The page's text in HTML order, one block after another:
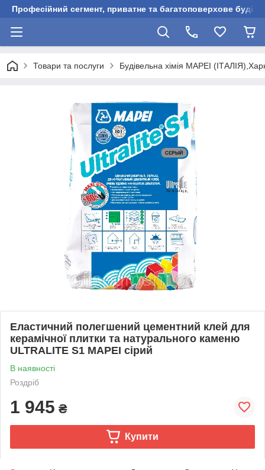
Професійний сегмент, приватне та багатоповерхове
Товари та послуги Будівельна хімія MAPEI
Еластичний полегшений цементний клей для
керамічної плитки та натурального каменю
ULTRALITE S1 MAPEI сірий
В наявності
Роздріб
1 945 ₴
Купити